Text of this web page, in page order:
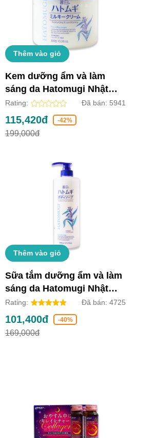
Thêm vào giỏ
Kem dưỡng ẩm và làm
sáng da Hatomugi Nhật
Bản (Lọ 300g)
Rating: Đã bán: 5941
115,420đ -42%
199,000đ
Thêm vào giỏ
Sữa tắm dưỡng ẩm và làm
sáng da Hatomugi Nhật
Bản (Chai 800ml)
Rating: Đã bán: 4725
101,400đ -40%
169,000đ